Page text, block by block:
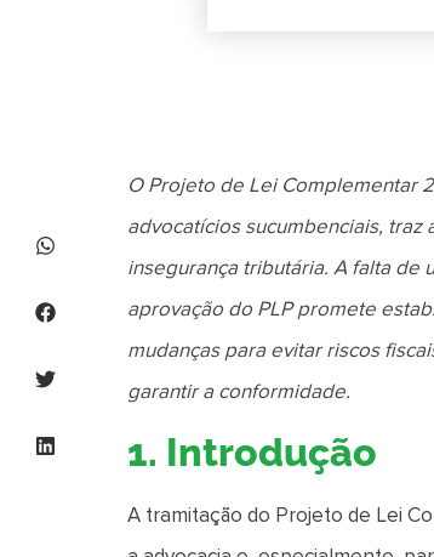
O Projeto de Lei Complementar
advocatícios sucumbenciais,
insegurança tributária. A falta de
aprovação do PLP promete
mudanças para evitar riscos
garantir a conformidade.
1. Introdução
A tramitação do Projeto de Lei